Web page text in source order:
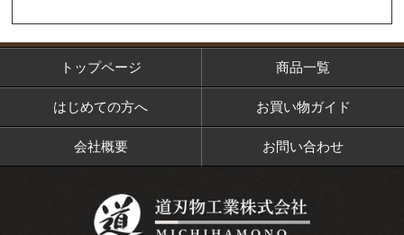
トップページ 商品一覧
はじめての方へ お買い物ガイド
会社概要 お問い合わせ